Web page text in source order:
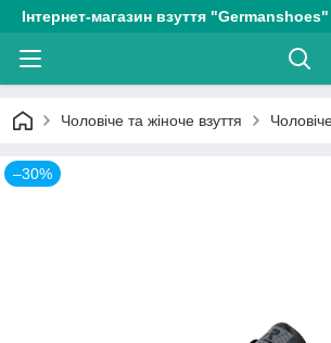
Інтернет-магазин взуття "Germanshoes"
Чоловіче та жіноче взуття
–30%